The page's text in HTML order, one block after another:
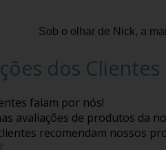
Sob o olhar de Nick, a
dos Clientes
falam por nós!
avaliações de produtos da
recomendam nossos